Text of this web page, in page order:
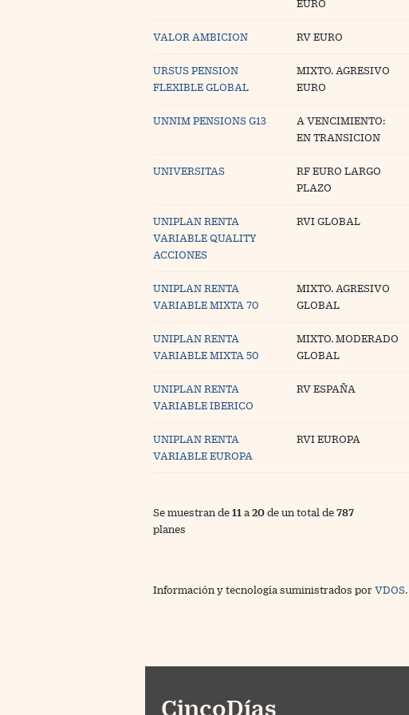
Se muestran de 11 a 20 de un total de 787
planes
EURO
VALOR AMBICION RV EURO
URSUS PENSION
FLEXIBLE GLOBAL
MIXTO. AGRESIVO
EURO
UNNIM PENSIONS G13
A VENCIMIENTO:
EN TRANSICION
UNIVERSITAS
RF EURO LARGO
PLAZO
UNIPLAN RENTA
VARIABLE QUALITY
ACCIONES
RVI GLOBAL
UNIPLAN RENTA
VARIABLE MIXTA 70
MIXTO. AGRESIVO
GLOBAL
UNIPLAN RENTA
VARIABLE MIXTA 50
MIXTO. MODERADO
GLOBAL
UNIPLAN RENTA
VARIABLE IBERICO
RV ESPAÑA
UNIPLAN RENTA
VARIABLE EUROPA
RVI EUROPA
Información y tecnología suministrados por VDOS.
CincoDías